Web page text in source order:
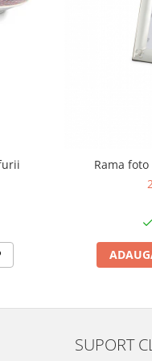
Rama
SUPORT